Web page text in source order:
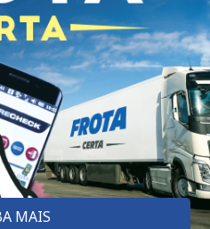
MAIS